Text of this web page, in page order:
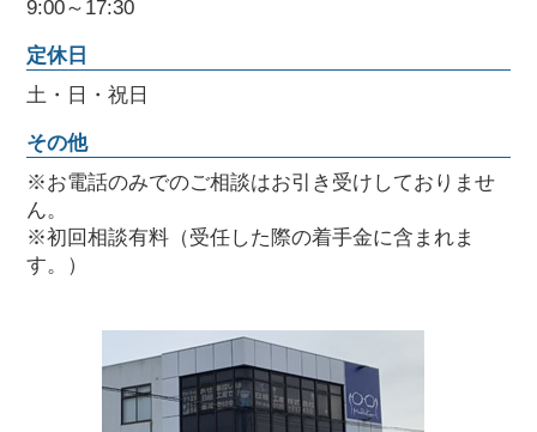
9:00～17:30
定休日
土・日・祝日
その他
※お電話のみでのご相談はお引き受けしておりませ
ん。
※初回相談有料（受任した際の着手金に含まれま
す。）